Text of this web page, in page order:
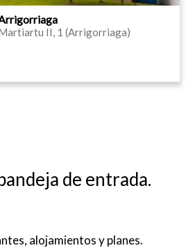
II, 1 (Arrigorriaga)
de entrada.
alojamientos y planes.